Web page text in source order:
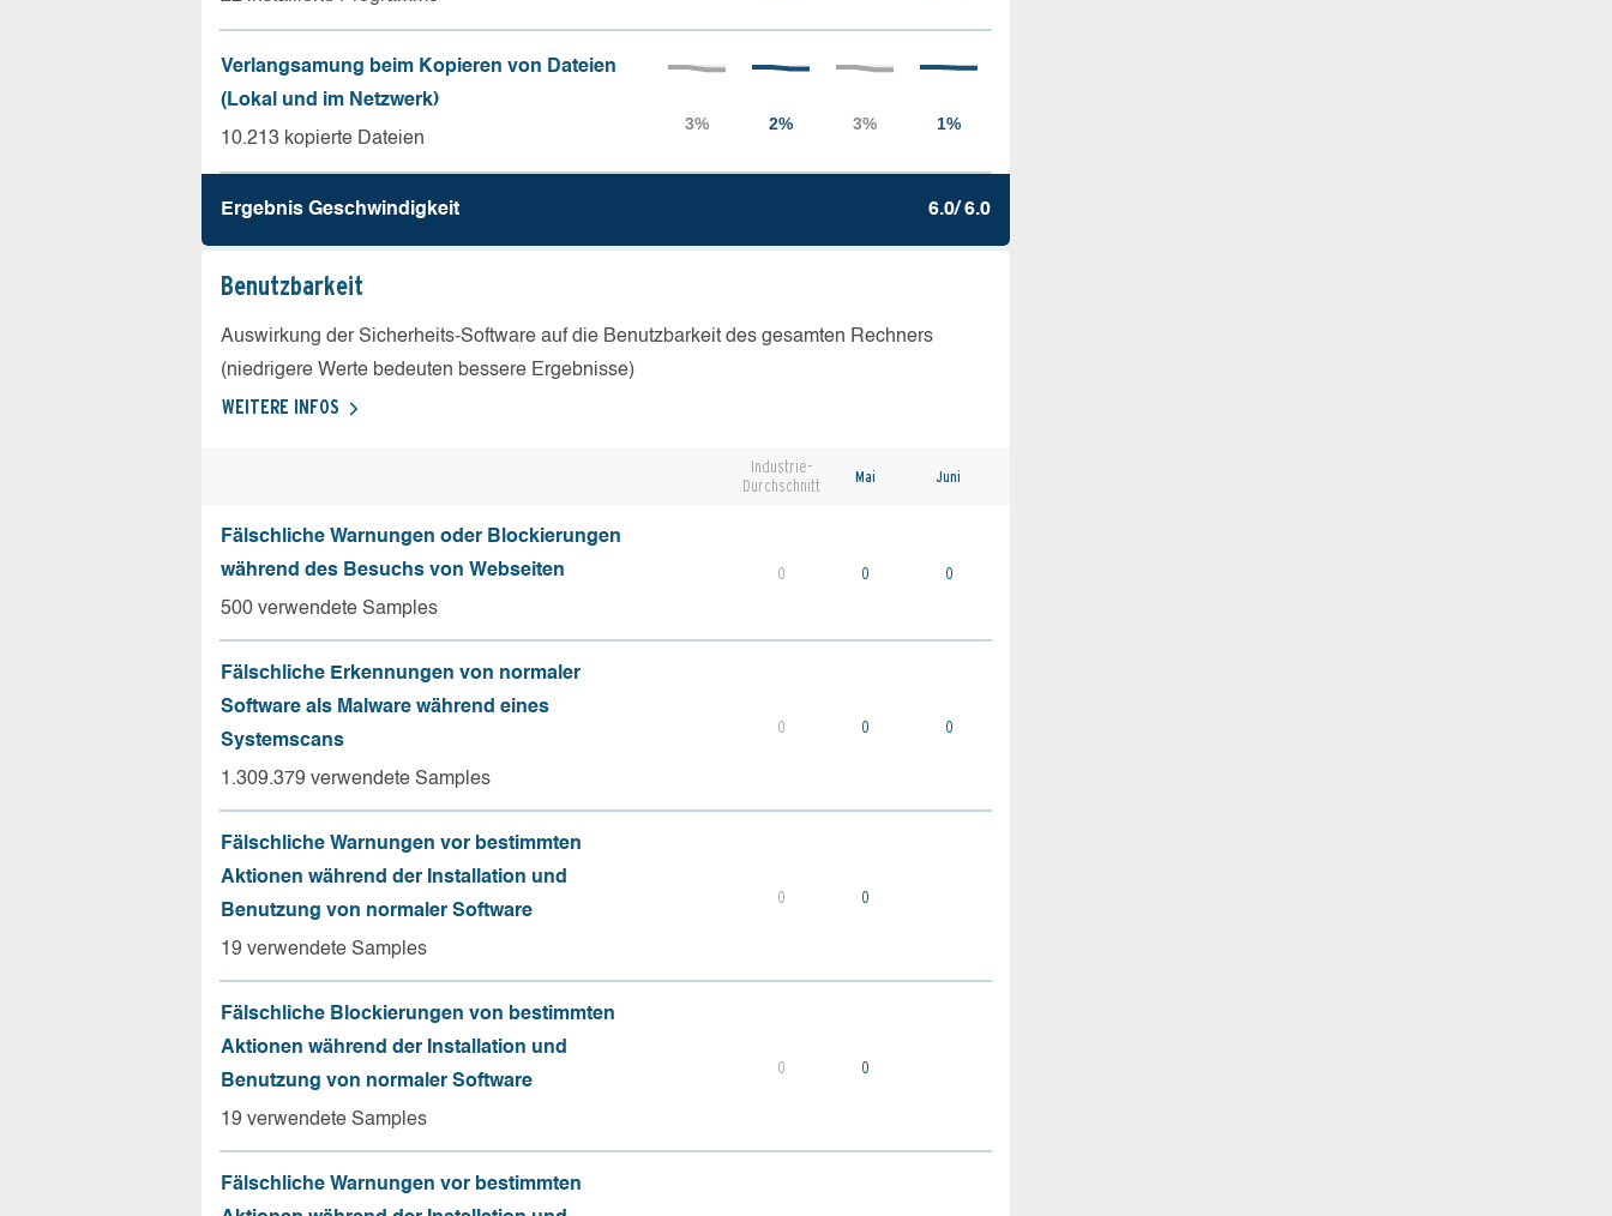
Verlangsamung beim Kopieren von Dateien
(Lokal und im Netzwerk)
10.213 kopierte Dateien
Ergebnis Geschw­indigkeit 6.0/ 6.0
Benutz­barkeit
Auswirkung der Sicherheits-Software auf die Benutzbarkeit des gesamten Rechners
(niedrigere Werte bedeuten bessere Ergebnisse)
WEITERE INFOS
Industrie-
Durchschnitt
Mai Juni
Fälschliche Warnungen oder Blockierungen
während des Besuchs von Webseiten
500 verwendete Samples
0 0 0
Fälschliche Erkennungen von normaler
Software als Malware während eines
Systemscans
1.309.379 verwendete Samples
0 0 0
Fälschliche Warnungen vor bestimmten
Aktionen während der Installation und
Benutzung von normaler Software
19 verwendete Samples
0 0
Fälschliche Blockierungen von bestimmten
Aktionen während der Installation und
Benutzung von normaler Software
19 verwendete Samples
0 0
Fälschliche Warnungen vor bestimmten